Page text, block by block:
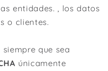
entidades. , los datos
o clientes.
que sea
únicamente